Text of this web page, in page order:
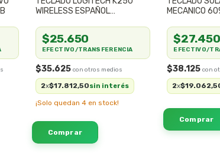
WIRELESS ESPAÑOL
$35.625
2x$17.812,50sin interés
$25.650
EFECTIVO/TRANSFERENCIA
¡Solo quedan 4en stock!
MECANICO
$38.125
2x
$27.450
EFECTIVO/